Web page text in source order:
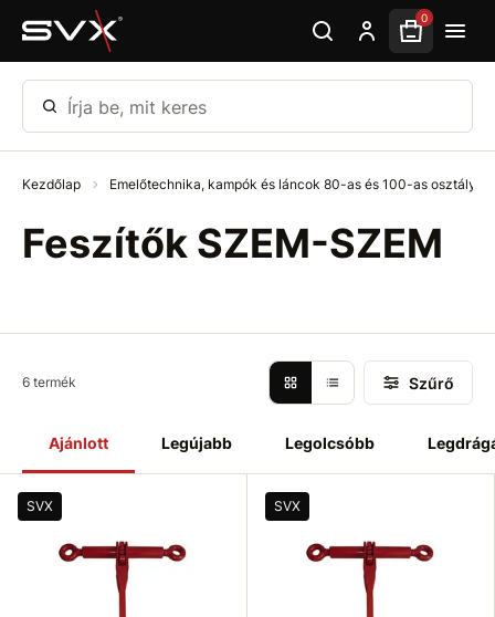
Ugrás az oldal fő részéhez 0
Írja be, mit keres
Kezdőlap Emelőtechnika, kampók és láncok 80-as és 100-as osztály
Feszítők SZEM-SZEM
Ajánlott Legújabb Legolcsóbb
6 termék Szűrő
SVX SVX